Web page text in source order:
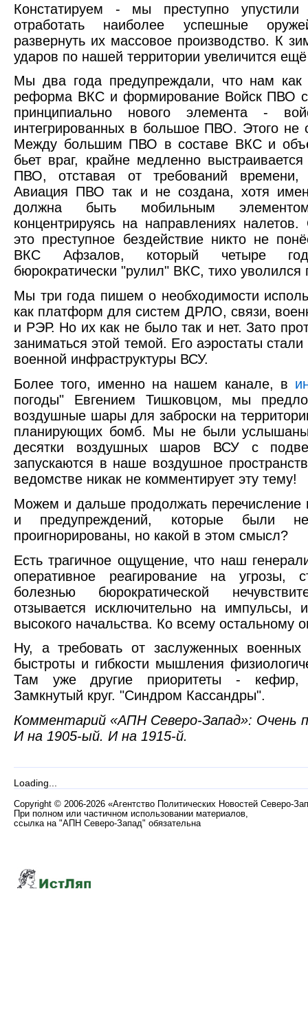
Констатируем - мы преступно
отработать наиболее успешные
развернуть их массовое производство. К
ударов по нашей территории увеличится
Мы два года предупреждали, что нам как
реформа ВКС и формирование Войск ПВО
принципиально нового элемента -
интегрированных в большое ПВО. Этого не
Между большим ПВО в составе ВКС и
бьет враг, крайне медленно выстраивается
ПВО, отставая от требований
Авиация ПВО так и не создана, хотя
должна быть мобильным
концентрируясь на направлениях налетов.
это преступное бездействие никто не
ВКС Афзалов, который четыре
бюрократически "рулил" ВКС, тихо уволился
Мы три года пишем о необходимости
как платформ для систем ДРЛО, связи,
и РЭР. Но их как не было так и нет. Зато
заниматься этой темой. Его аэростаты
военной инфраструктуры ВСУ.
Более того, именно на нашем канале, в
погоды" Евгением Тишковцом, мы
воздушные шары для заброски на
планирующих бомб. Мы не были
десятки воздушных шаров ВСУ с
запускаются в наше воздушное
ведомстве никак не комментирует эту тему!
Можем и дальше продолжать перечисление
и предупреждений, которые были
проигнорированы, но какой в этом смысл?
Есть трагичное ощущение, что наш
оперативное реагирование на угрозы,
болезнью бюрократической
отзывается исключительно на импульсы,
высокого начальства. Ко всему остальному
Ну, а требовать от заслуженных военных
быстроты и гибкости мышления
Там уже другие приоритеты - кефир,
Замкнутый круг. "Синдром Кассандры".
Комментарий «АПН Северо-Запад»: Очень
И на 1905-ый. И на 1915-й.
Loading...
Copyright © 2006-2026 «Агентство Политических Новостей Северо-
При полном или частичном использовании материалов,
ссылка на "АПН Северо-Запад" обязательна